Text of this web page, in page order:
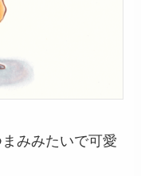
みみたいで可愛